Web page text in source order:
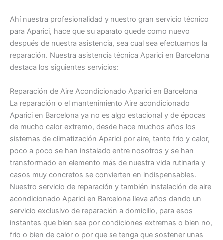
Ahí nuestra profesionalidad y nuestro gran servicio técnico
para Aparici, hace que su aparato quede como nuevo
después de nuestra asistencia, sea cual sea efectuamos la
reparación. Nuestra asistencia técnica Aparici en Barcelona
destaca los siguientes servicios:
Reparación de Aire Acondicionado Aparici en Barcelona
La reparación o el mantenimiento Aire acondicionado
Aparici en Barcelona ya no es algo estacional y de épocas
de mucho calor extremo, desde hace muchos años los
sistemas de climatización Aparici por aire, tanto frio y calor,
poco a poco se han instalado entre nosotros y se han
transformado en elemento más de nuestra vida rutinaria y
casos muy concretos se convierten en indispensables.
Nuestro servicio de reparación y también instalación de aire
acondicionado Aparici en Barcelona lleva años dando un
servicio exclusivo de reparación a domicilio, para esos
instantes que bien sea por condiciones extremas o bien no,
frio o bien de calor o por que se tenga que sostener unas